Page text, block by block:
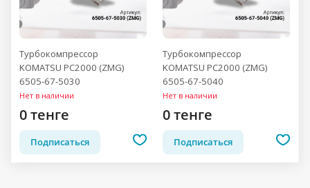
Турбокомпрессор
KOMATSU PC2000 (ZMG)
6505-67-5030
Нет в наличии
0 тенге
Подписаться
Турбокомпрессор
KOMATSU PC2000 (ZMG)
6505-67-5040
Нет в наличии
0 тенге
Подписаться